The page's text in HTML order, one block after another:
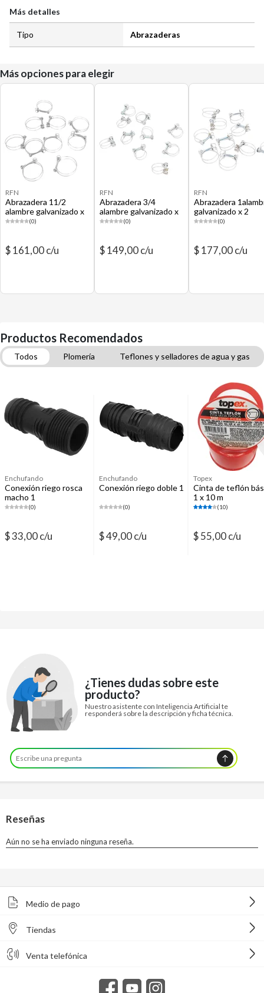
Más detalles
Tipo Abrazaderas
Más opciones para elegir
RFN
Abrazadera 11/2
alambre galvanizado x
2 unidades
(0)
$ 161,00 c/u
RFN
Abrazadera 3/4
alambre galvanizado x
2 unidades
(0)
$ 149,00 c/u
RFN
Abrazadera
galvanizado x 2
unidades
(0)
$ 177,00 c/u
Productos Recomendados
Todos Plomería
Teflones y selladores de agua y gas
Construcción y Ferretería
Válvulas de agua y gas
Enchufando
Conexión riego rosca
macho 1
(0)
$ 33,00 c/u
Enchufando
Conexión riego doble 1
(0)
$ 49,00 c/u
Topex
Cinta de teflón
1 x 10 m
(10)
$ 55,00 c/u
¿Tienes dudas sobre este
producto?
Nuestro asistente con Inteligencia Artificial te
responderá sobre la descripción y ficha técnica.
Medio de pago
Tiendas
Venta telefónica